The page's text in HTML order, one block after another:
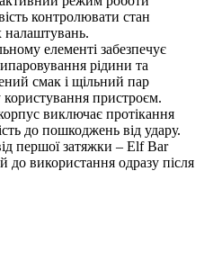
контролювати стан
налаштувань.
елементі забезпечує
рідини та
смак і щільний пар
пристроєм.
виключає протікання
до пошкоджень від удару.
першої затяжки – Elf Bar
використання одразу після